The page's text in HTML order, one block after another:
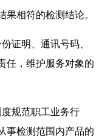
果相符的检测结论。
明、通讯号码、
，维护服务对象的
度规范职工业务行
从事检测范围内产品的